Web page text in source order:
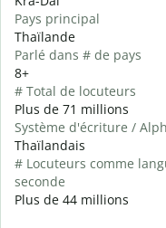
Pays principal
Thaïlande
Parlé dans # de pays
8+
# Total de locuteurs
Plus de 71 millions
Système d'écriture /
Thaïlandais
# Locuteurs comme
seconde
Plus de 44 millions